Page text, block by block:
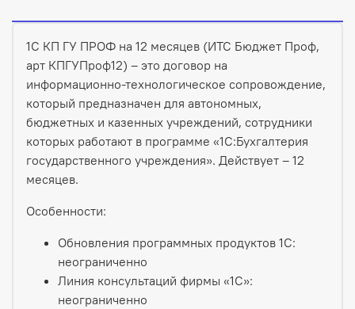
1С КП ГУ ПРОФ на 12 месяцев (ИТС Бюджет Проф,
арт КПГУПроф12) – это договор на
информационно-технологическое сопровождение,
который предназначен для автономных,
бюджетных и казенных учреждений, сотрудники
которых работают в программе «1С:Бухгалтерия
государственного учреждения». Действует – 12
месяцев.
Особенности:
Обновления программных продуктов 1С:
неограниченно
Линия консультаций фирмы «1С»:
неограниченно